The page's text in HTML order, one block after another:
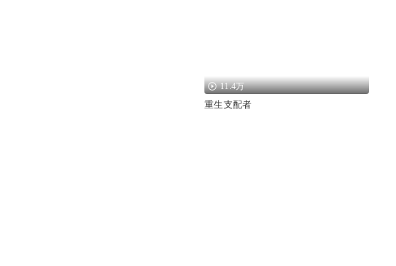
11.4万
重生支配者